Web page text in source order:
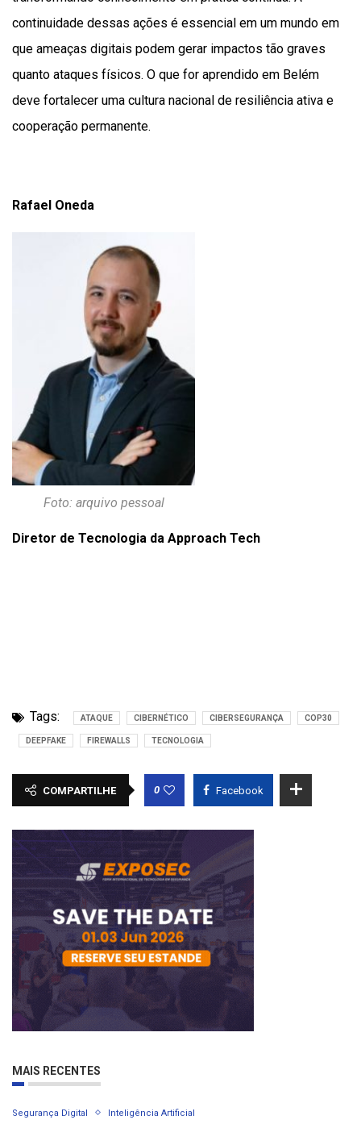
continuidade dessas ações é essencial em um mundo em
que ameaças digitais podem gerar impactos tão graves
quanto ataques físicos. O que for aprendido em Belém
deve fortalecer uma cultura nacional de resiliência ativa e
cooperação permanente.
Rafael Oneda
Foto: arquivo pessoal
Diretor de Tecnologia da Approach Tech
Tags: ATAQUE CIBERNÉTICO CIBERSEGURANÇA COP30
DEEPFAKE FIREWALLS TECNOLOGIA
COMPARTILHE 0 Facebook
MAIS RECENTES
Segurança Digital Inteligência Artificial